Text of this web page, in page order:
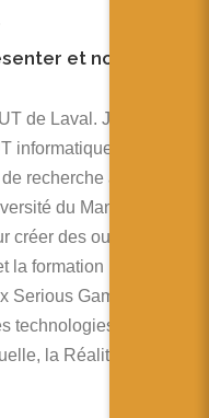
et nous
de Laval. J’y
informatique et, en
recherche au
du Mans. Je
créer des outils
la formation
Serious Games (jeux
technologies
la Réalité Mixte et